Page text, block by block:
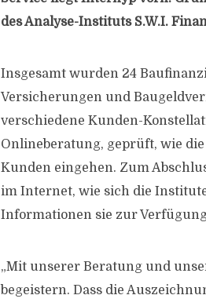
des Analyse-Instituts S.W.I.
Insgesamt wurden 24
Versicherungen und
verschiedene Kunden-
Onlineberatung, geprüft, wie
Kunden eingehen. Zum
im Internet, wie sich die
Informationen sie zur
„Mit unserer Beratung und
begeistern. Dass die